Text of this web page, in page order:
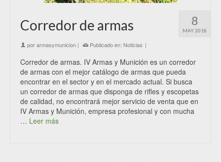
8
MAY 2018
Corredor de armas
porarmasymunicion | Publicado en: Noticias |
Corredor de armas. IV Armas y Munición es un corredor
de armas con el mejor catálogo de armas que pueda
encontrar en el sector y en el mercado actual. Si busca
un corredor de armas que disponga de rifles y escopetas
de calidad, no encontrará mejor servicio de venta que en
IV Armas y Munición, empresa profesional y con mucha
… Leer más